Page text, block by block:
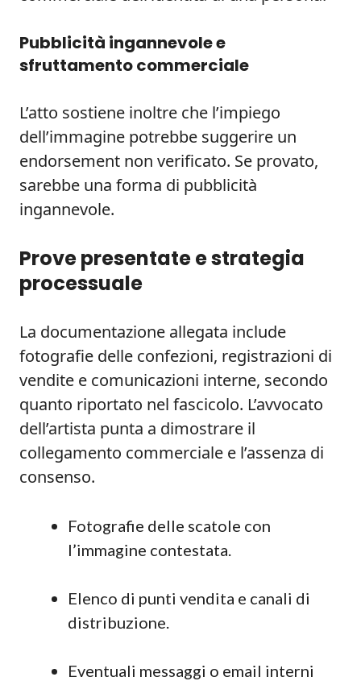
Pubblicità ingannevole e
sfruttamento commerciale
L’atto sostiene inoltre che l’impiego
dell’immagine potrebbe suggerire un
endorsement non verificato. Se provato,
sarebbe una forma di pubblicità
ingannevole.
Prove presentate e strategia
processuale
La documentazione allegata include
fotografie delle confezioni, registrazioni di
vendite e comunicazioni interne, secondo
quanto riportato nel fascicolo. L’avvocato
dell’artista punta a dimostrare il
collegamento commerciale e l’assenza di
consenso.
Fotografie delle scatole con
l’immagine contestata.
Elenco di punti vendita e canali di
distribuzione.
Eventuali messaggi o email interni